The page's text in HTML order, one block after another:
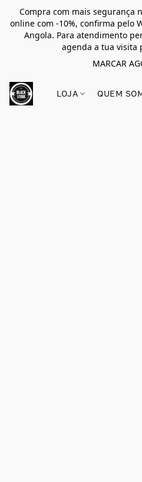
Compra com mais segurança
online com -10%, confirma pelo
Angola. Para atendimento
agenda a tua visita
MARCAR
LOJA QUEM